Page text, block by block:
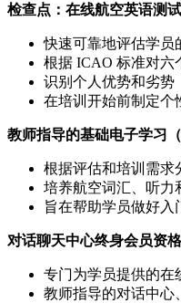
检查点：在线航空英语测
快速可靠地评估学员
根据 ICAO 标准对六
识别个人优势和劣势
在培训开始前制定个
教师指导的基础电子学习（
根据评估和培训需求
培养航空词汇、听力
旨在帮助学员做好入
对话聊天中心终身会员资格
专门为学员提供的在
教师指导的对话中心